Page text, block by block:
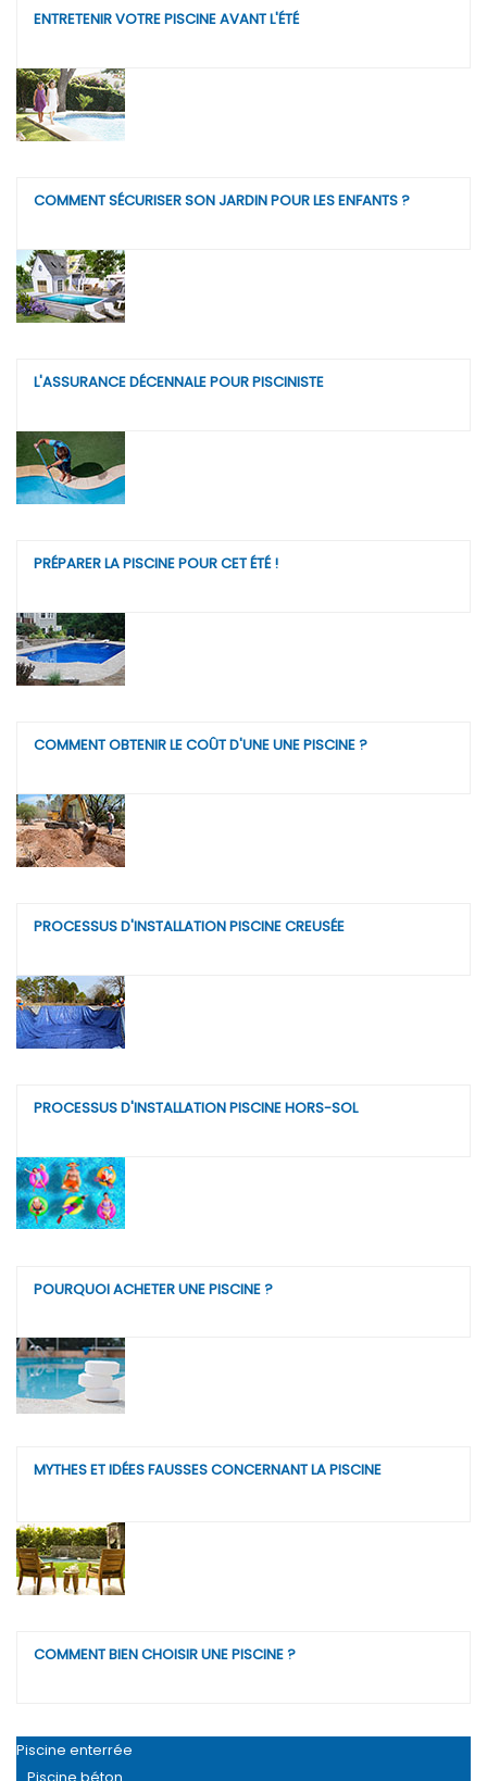
ENTRETENIR VOTRE PISCINE AVANT L'ÉTÉ
COMMENT SÉCURISER SON JARDIN POUR LES ENFANTS ?
L'ASSURANCE DÉCENNALE POUR PISCINISTE
PRÉPARER LA PISCINE POUR CET ÉTÉ !
COMMENT OBTENIR LE COÛT D'UNE UNE PISCINE ?
PROCESSUS D'INSTALLATION PISCINE CREUSÉE
PROCESSUS D'INSTALLATION PISCINE HORS-SOL
POURQUOI ACHETER UNE PISCINE ?
MYTHES ET IDÉES FAUSSES CONCERNANT LA PISCINE
COMMENT BIEN CHOISIR UNE PISCINE ?
Piscine enterrée